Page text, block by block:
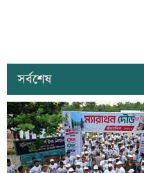
সর্বশেষ